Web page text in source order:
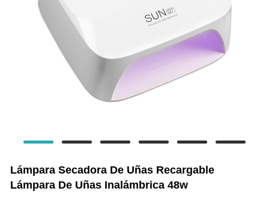
Lámpara Secadora De Uñas Recargable
Lámpara De Uñas Inalámbrica 48w